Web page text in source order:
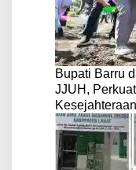
Bupati Barru
JJUH,